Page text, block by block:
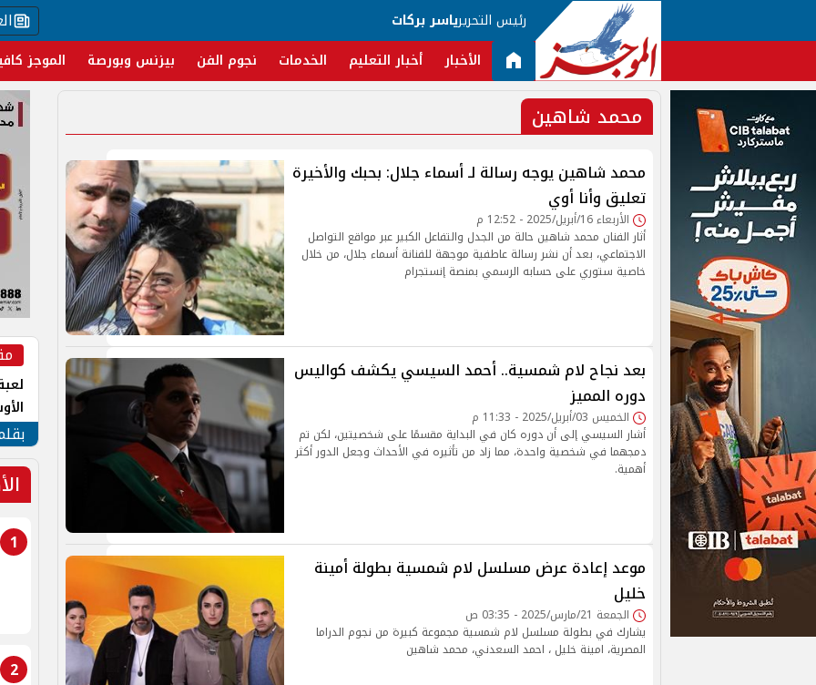
رئيس التحريرياسر بركات
الأخبار أخبار التعليم الخدمات نجوم الفن بيزنس وبورصة الموجز
محمد شاهين
محمد شاهين يوجه رسالة لـ أسماء جلال: بحبك والأخيرة
تعليق وأنا أوي
الأربعاء 16/أبريل/2025 - 12:52 م
أثار الفنان محمد شاهين حالة من الجدل والتفاعل الكبير عبر مواقع التواصل
الاجتماعي، بعد أن نشر رسالة عاطفية موجهة للفنانة أسماء جلال، من خلال
خاصية ستوري على حسابه الرسمي بمنصة إنستجرام
بعد نجاح لام شمسية.. أحمد السيسي يكشف كواليس
دوره المميز
الخميس 03/أبريل/2025 - 11:33 م
أشار السيسي إلى أن دوره كان في البداية مقسمًا على شخصيتين، لكن تم
دمجهما في شخصية واحدة، مما زاد من تأثيره في الأحداث وجعل الدور أكثر
أهمية.
موعد إعادة عرض مسلسل لام شمسية بطولة أمينة
خليل
الجمعة 21/مارس/2025 - 03:35 ص
يشارك في بطولة مسلسل لام شمسية مجموعة كبيرة من نجوم الدراما
المصرية، امينة خليل ، احمد السعدني، محمد شاهين
1
2